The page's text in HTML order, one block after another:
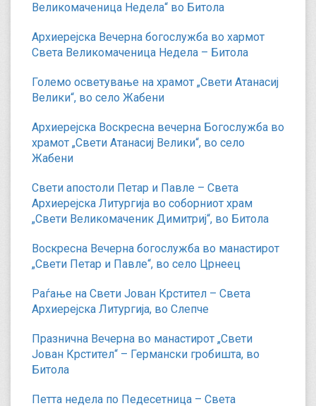
Великомаченица Недела“ во Битола
Архиерејска Вечерна богослужба во хармот
Света Великомаченица Недела – Битола
Големо осветување на храмот „Свети Атанасиј
Велики“, во село Жабени
Архиерејска Воскресна вечерна Богослужба во
храмот „Свети Атанасиј Велики“, во село
Жабени
Свети апостоли Петар и Павле – Света
Архиерејска Литургија во соборниот храм
„Свети Великомаченик Димитриј“, во Битола
Воскресна Вечерна богослужба во манастирот
„Свети Петар и Павле“, во село Црнеец
Раѓање на Свети Јован Крстител – Света
Архиерејска Литургија, во Слепче
Празнична Вечерна во манастирот „Свети
Јован Крстител“ – Германски гробишта, во
Битола
Петта недела по Педесетница – Света